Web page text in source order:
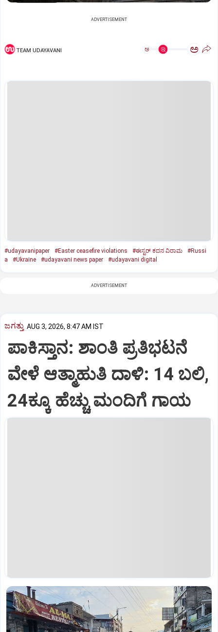
ADVERTISEMENT
TEAM UDAYAVANI ಅ ಅ
#udayavanipaper #Easter ceasefire violations #ಈಸ್ಟರ್‌ ಕದನ ವಿರಾಮ
#Russi
a
#Ukraine #udayavani news paper #udayavani digital
ADVERTISEMENT
ಜಗತ್ತು AUG 3, 2026, 8:47 AM IST
ಪಾಕಿಸ್ತಾನ: ಶಾಂತಿ ಪ್ರತಿಭಟನೆ
ವೇಳೆ ಆತ್ಮಾಹುತಿ ದಾಳಿ: 14 ಬಲಿ,
24ಕ್ಕೂ ಹೆಚ್ಚು ಮಂದಿಗೆ ಗಾಯ